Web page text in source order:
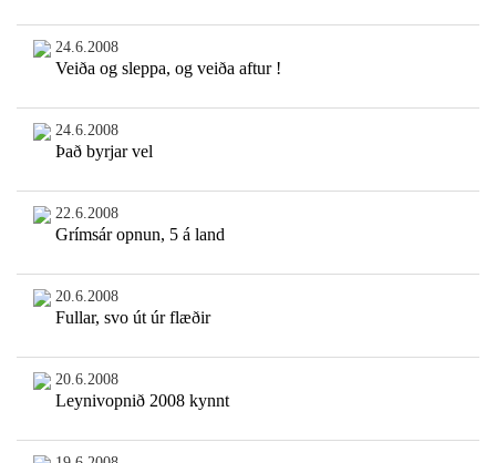
24.6.2008
Veiða og sleppa, og veiða aftur !
24.6.2008
Það byrjar vel
22.6.2008
Grímsár opnun, 5 á land
20.6.2008
Fullar, svo út úr flæðir
20.6.2008
Leynivopnið 2008 kynnt